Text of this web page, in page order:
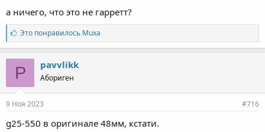
а ничего, что это не гарретт?
Л
а
й
к
и
Это понравилось Muxa
P pavvlikk
Абориген
9 Ноя 2023 #716
g25-550 в оригинале 48мм, кстати.